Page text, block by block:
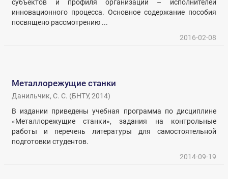
субъектов и профиля организаций – исполнителей
инновационного процесса. Основное содержание пособия
посвящено рассмотрению ...
2016-02-08
Металлорежущие станки
Данильчик, С. С. (БНТУ,2014)
В издании приведены учебная программа по дисциплине
«Металлорежущие станки», задания на контрольные
работы и перечень литературы для самостоятельной
подготовки студентов.
2014-09-19